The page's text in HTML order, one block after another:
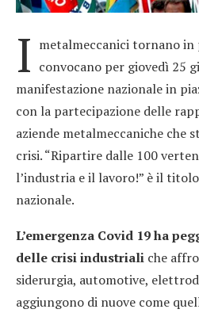
I metalmeccanici tornano in
convocano per giovedì 25
manifestazione nazionale in
con la partecipazione delle
aziende metalmeccaniche che
crisi. “Ripartire dalle 100
l’industria e il lavoro!” è il
nazionale.
L’emergenza Covid 19ha
delle crisi industriali che
siderurgia, automotive,
aggiungono di nuove come